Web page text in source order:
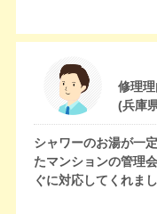
修理理
(兵庫
シャワーのお湯が一
たマンションの管理
ぐに対応してくれま